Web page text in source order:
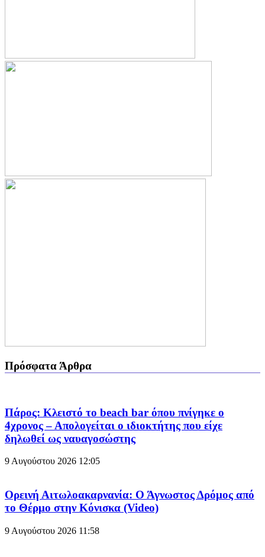
Πρόσφατα Άρθρα
Πάρος: Κλειστό το beach bar όπου πνίγηκε ο
4χρονος – Απολογείται ο ιδιοκτήτης που είχε
δηλωθεί ως ναυαγοσώστης
9 Αυγούστου 2026 12:05
Ορεινή Αιτωλοακαρνανία: Ο Άγνωστος Δρόμος από
το Θέρμο στην Κόνισκα (Video)
9 Αυγούστου 2026 11:58